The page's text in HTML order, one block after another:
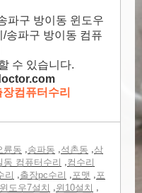
파구 방이동 윈도우
송파구 방이동 컴퓨
수 있습니다.
om
컴퓨터수리
륜동 ,송파동 ,석촌동 ,삼
동 컴퓨터수리 ,컴수리
리 ,출장pc수리 ,포맷 ,포
윈도우7설치 ,윈10설치 ,